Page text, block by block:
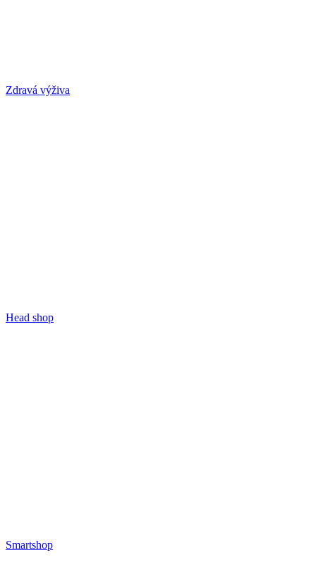
Zdravá výživa
Head shop
Smartshop